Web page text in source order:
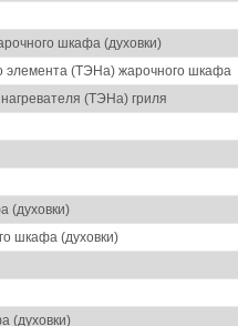
шкафа (духовки)
элемента (ТЭНа) жарочного шкафа
(ТЭНа) гриля
(духовки)
шкафа (духовки)
(духовки)